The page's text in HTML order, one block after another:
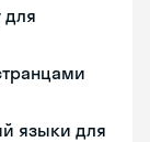
для
языки для